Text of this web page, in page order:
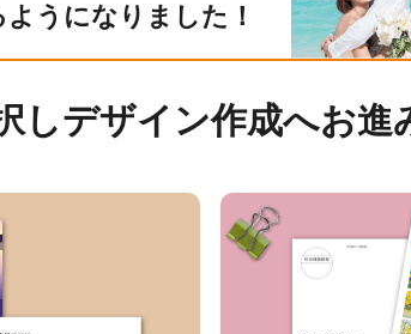
うになりました！
しデザイン作成へお進